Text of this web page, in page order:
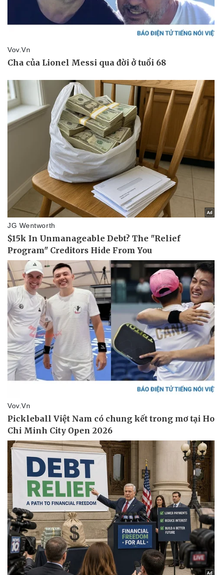
Pháp luật
Vụ án
Tin nóng
Tư vấn luật
Vũ khí
Việt Nam
Phân tích